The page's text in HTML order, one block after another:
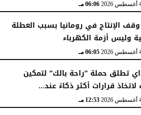
06:06 مـ
الإنتاج في رومانيا بسبب العطلة
وليس أزمة الكهرباء
06:05 مـ
تطلق حملة ”راحة بالك” لتمكين
لاتخاذ قرارات أكثر ذكاءً عند...
12:53 مـ